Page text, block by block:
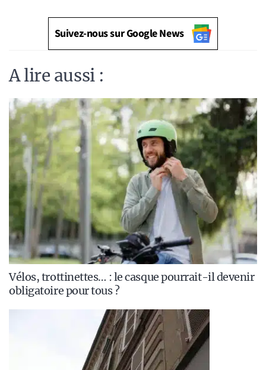
Suivez-nous sur Google News
A lire aussi :
Vélos, trottinettes… : le casque pourrait-il devenir
obligatoire pour tous ?